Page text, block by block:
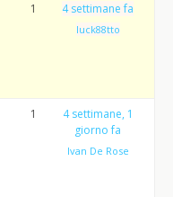
1 4 settimane fa
luck88tto
1
4 settimane, 1
giorno fa
Ivan De Rose